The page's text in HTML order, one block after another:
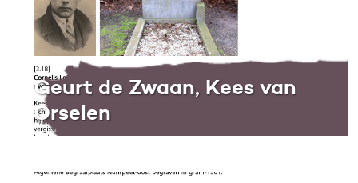
Geurt de Zwaan, Kees van
Orselen